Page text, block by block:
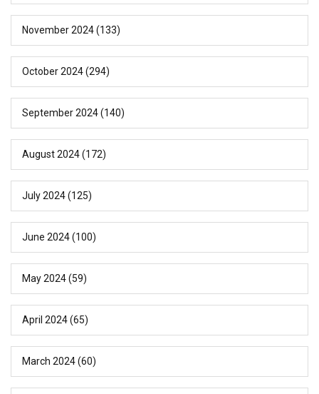
November 2024(133)
October 2024(294)
September 2024(140)
August 2024(172)
July 2024(125)
June 2024(100)
May 2024(59)
April 2024(65)
March 2024(60)